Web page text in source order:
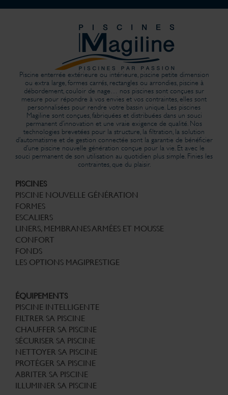
Piscine enterrée extérieure ou intérieure, piscine petite dimension
ou extra large, formes carrés, rectangles ou arrondies, piscine à
débordement, couloir de nage… nos piscines sont conçues sur
mesure pour répondre à vos envies et vos contraintes, elles sont
personnalisées pour rendre votre bassin unique. Les piscines
Magiline sont conçues, fabriquées et distribuées dans un souci
permanent d’innovation et une vraie exigence de qualité. Nos
technologies brevetées pour la structure, la filtration, la solution
d’automatisme et de gestion connectée sont la garantie de bénéficier
d’une piscine nouvelle génération conçue pour la vie. Et avec le
souci permanent de son utilisation au quotidien plus simple. Finies les
contraintes, que du plaisir.
PISCINES
PISCINE NOUVELLE GÉNÉRATION
FORMES
ESCALIERS
LINERS, MEMBRANES ARMÉES ET MOUSSE
CONFORT
FONDS
LES OPTIONS MAGIPRESTIGE
ÉQUIPEMENTS
PISCINE INTELLIGENTE
FILTRER SA PISCINE
CHAUFFER SA PISCINE
SÉCURISER SA PISCINE
NETTOYER SA PISCINE
PROTÉGER SA PISCINE
ABRITER SA PISCINE
ILLUMINER SA PISCINE